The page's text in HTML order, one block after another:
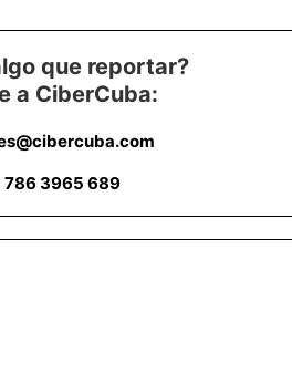
que reportar?
a CiberCuba:
786 3965 689